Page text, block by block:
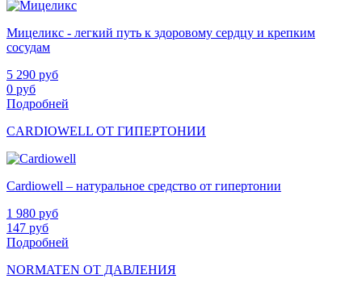
Мицеликс - легкий путь к здоровому сердцу и крепким
сосудам
5 290 руб
0 руб
Подробней
CARDIOWELL ОТ ГИПЕРТОНИИ
Cardiowell – натуральное средство от гипертонии
1 980 руб
147 руб
Подробней
NORMATEN ОТ ДАВЛЕНИЯ